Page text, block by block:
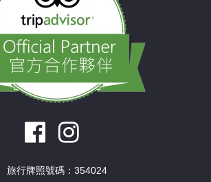
旅行牌照號碼：354024